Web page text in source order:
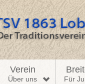
Verein
Über uns Für